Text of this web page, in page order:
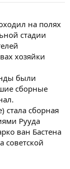
на полях
стадии
хозяйки
были
сборные
стала сборная
Рууда
ван Бастена
советской